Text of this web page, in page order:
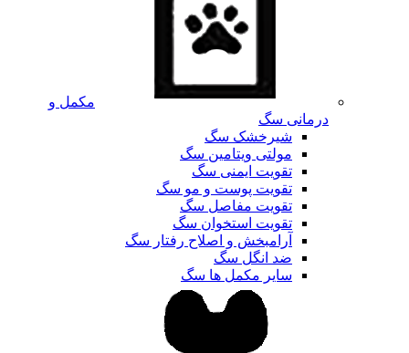
مکمل و
درمانی سگ
شیرخشک سگ
مولتی ویتامین سگ
تقویت ایمنی سگ
تقویت پوست و مو سگ
تقویت مفاصل سگ
تقویت استخوان سگ
آرامبخش و اصلاح رفتار سگ
ضد انگل سگ
سایر مکمل ها سگ